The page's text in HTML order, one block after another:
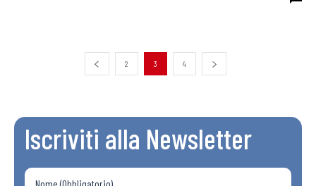
2 3 4
Iscriviti alla Newsletter